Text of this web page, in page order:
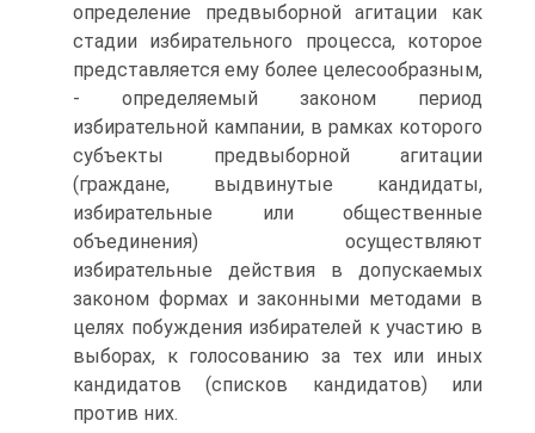
определение предвыборной агитации как
стадии избирательного процесса, которое
представляется ему более целесообразным,
- определяемый законом период
избирательной кампании, в рамках которого
субъекты предвыборной агитации
(граждане, выдвинутые кандидаты,
избирательные или общественные
объединения) осуществляют
избирательные действия в допускаемых
законом формах и законными методами в
целях побуждения избирателей к участию в
выборах, к голосованию за тех или иных
кандидатов (списков кандидатов) или
против них.